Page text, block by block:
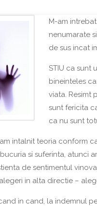
M-am
nenumarate
de sus incat
STIU ca sunt
bineinteles
viata. Resimt
sunt fericita
ca nu sunt
intalnit teoria conform
si suferinta, atunci
de sentimentul
in alta directie –
in cand, la indemnul